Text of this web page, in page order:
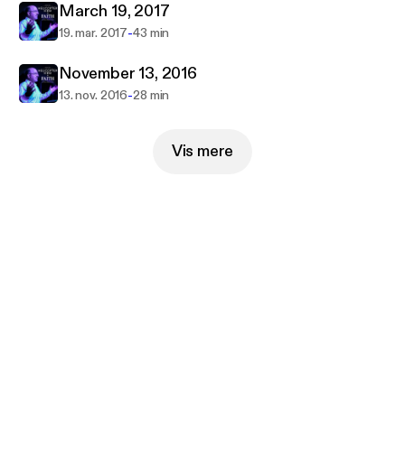
March 19, 2017
19. mar. 2017-43 min
November 13, 2016
13. nov. 2016-28 min
Vis mere